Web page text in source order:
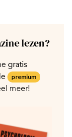
lezen?
gratis
premium
meer!